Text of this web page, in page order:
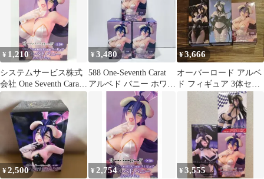
¥ 1,210
システムサービス株式
会社 One Seventh Carat
フィギュア アルベド ホ
ワイトバニー Ver.
¥3,480
588 One-Seventh Carat
アルベド バニー ホワイ
¥3,666
オーバーロード アルベ
ド フィギュア 3体セッ
¥2,500 ¥2,754 ¥3,555